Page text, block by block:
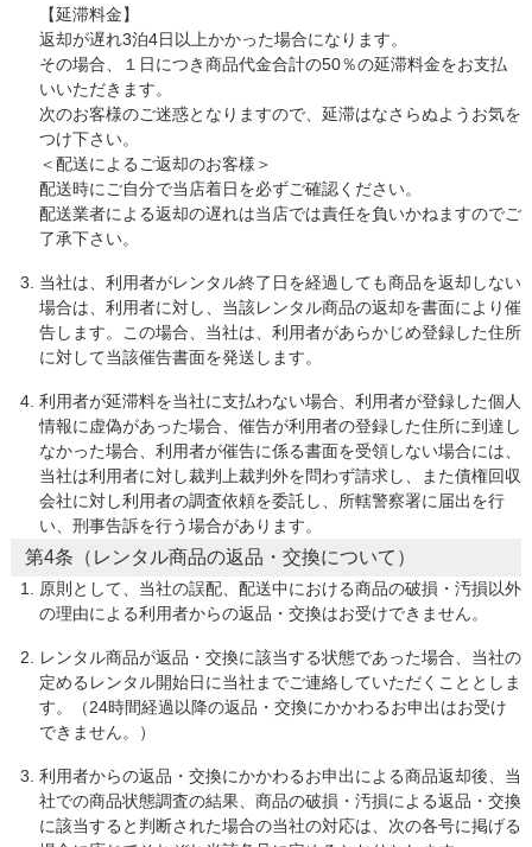
【延滞料金】
返却が遅れ3泊4日以上かかった場合になります。
その場合、１日につき商品代金合計の50％の延滞料金をお支払
いいただきます。
次のお客様のご迷惑となりますので、延滞はなさらぬようお気を
つけ下さい。
＜配送によるご返却のお客様＞
配送時にご自分で当店着日を必ずご確認ください。
配送業者による返却の遅れは当店では責任を負いかねますのでご
了承下さい。
当社は、利用者がレンタル終了日を経過しても商品を返却しない
場合は、利用者に対し、当該レンタル商品の返却を書面により催
告します。この場合、当社は、利用者があらかじめ登録した住所
に対して当該催告書面を発送します。
利用者が延滞料を当社に支払わない場合、利用者が登録した個人
情報に虚偽があった場合、催告が利用者の登録した住所に到達し
なかった場合、利用者が催告に係る書面を受領しない場合には、
当社は利用者に対し裁判上裁判外を問わず請求し、また債権回収
会社に対し利用者の調査依頼を委託し、所轄警察署に届出を行
い、刑事告訴を行う場合があります。
第4条（レンタル商品の返品・交換について）
原則として、当社の誤配、配送中における商品の破損・汚損以外
の理由による利用者からの返品・交換はお受けできません。
レンタル商品が返品・交換に該当する状態であった場合、当社の
定めるレンタル開始日に当社までご連絡していただくこととしま
す。（24時間経過以降の返品・交換にかかわるお申出はお受け
できません。）
利用者からの返品・交換にかかわるお申出による商品返却後、当
社での商品状態調査の結果、商品の破損・汚損による返品・交換
に該当すると判断された場合の当社の対応は、次の各号に掲げる